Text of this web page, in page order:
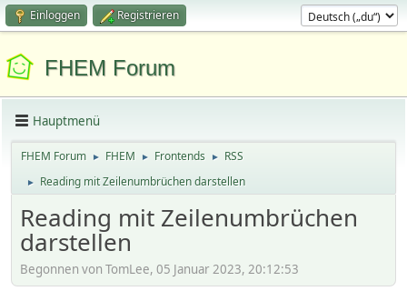
Einloggen Registrieren
FHEM Forum
Hauptmenü
FHEM Forum ► FHEM ► Frontends ► RSS
► Reading mit Zeilenumbrüchen darstellen
Reading mit Zeilenumbrüchen
darstellen
Begonnen von TomLee, 05 Januar 2023, 20:12:53